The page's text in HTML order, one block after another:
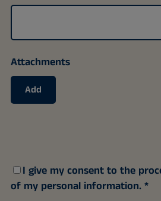
Attachments
Add
I give my consent to the
of my personal information.